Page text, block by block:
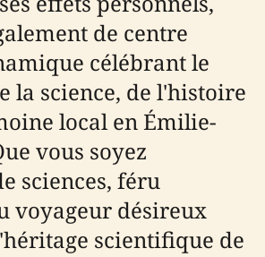
de centre
célébrant le
la science, de l'histoire
local en Émilie-
vous soyez
sciences, féru
voyageur désireux
scientifique de